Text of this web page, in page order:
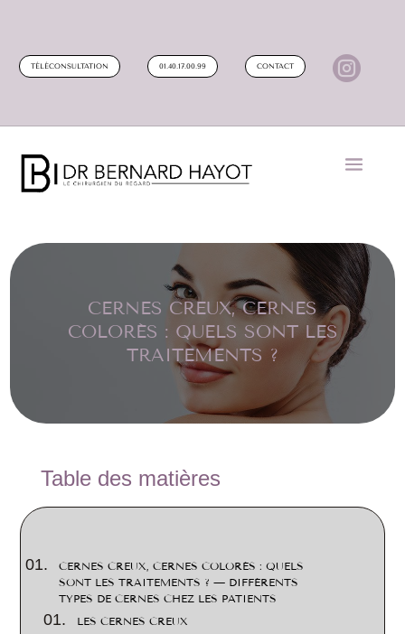
TÉLÉCONSULTATION 01.40.17.00.99 CONTACT 
CERNES CREUX, CERNES
COLORÉS : QUELS SONT LES
TRAITEMENTS ?
Table des matières
CERNES CREUX, CERNES COLORÉS : QUELS
SONT LES TRAITEMENTS ? — DIFFÉRENTS
TYPES DE CERNES CHEZ LES PATIENTS
LES CERNES CREUX